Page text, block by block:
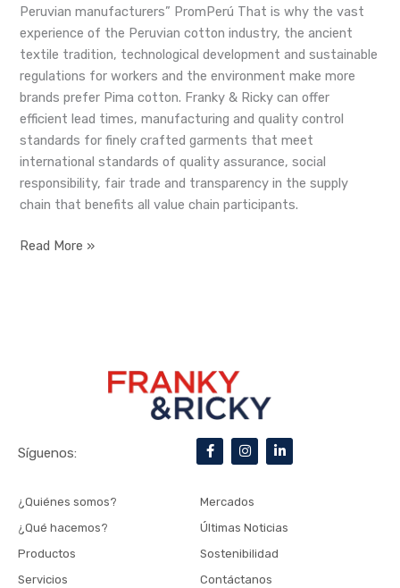
Peruvian manufacturers” PromPerú That is why the vast
experience of the Peruvian cotton industry, the ancient
textile tradition, technological development and sustainable
regulations for workers and the environment make more
brands prefer Pima cotton. Franky & Ricky can offer
efficient lead times, manufacturing and quality control
standards for finely crafted garments that meet
international standards of quality assurance, social
responsibility, fair trade and transparency in the supply
chain that benefits all value chain participants.
Read More »
F
a
c
b
o
o
k
-
I
n
s
a
g
r
a
m
L
i
n
i
n
Síguenos:
¿Quiénes somos?
¿Qué hacemos?
Productos
Servicios
Mercados
Últimas Noticias
Sostenibilidad
Contáctanos